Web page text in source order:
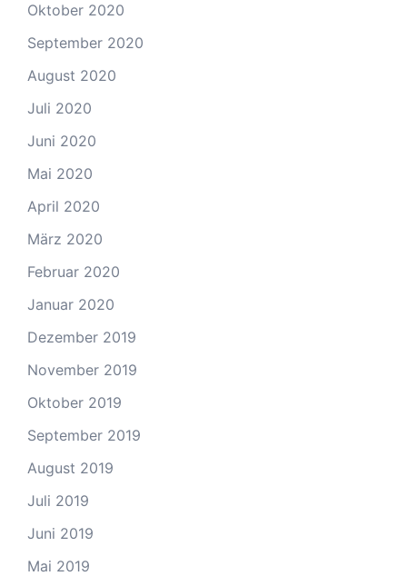
Oktober 2020
September 2020
August 2020
Juli 2020
Juni 2020
Mai 2020
April 2020
März 2020
Februar 2020
Januar 2020
Dezember 2019
November 2019
Oktober 2019
September 2019
August 2019
Juli 2019
Juni 2019
Mai 2019